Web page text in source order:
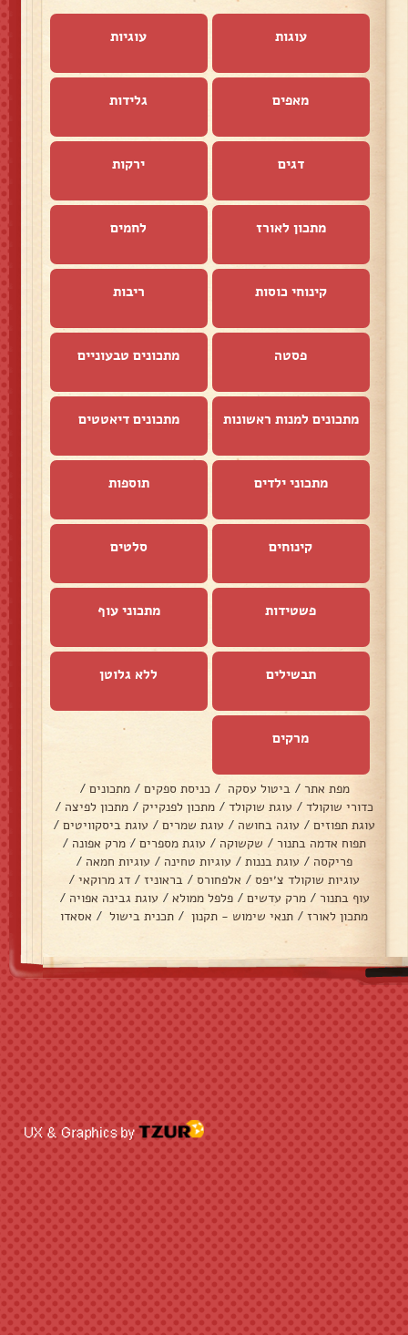
עוגות עוגיות
מאפים גלידות
דגים ירקות
מתכון לאורז לחמים
קינוחי כוסות ריבות
פסטה מתכונים טבעוניים
מתכונים למנות ראשונות מתכונים דיאטטים
מתכוני ילדים תוספות
קינוחים סלטים
פשטידות מתכוני עוף
תבשילים ללא גלוטן
מרקים
מפת אתר / ביטול עסקה / כניסת ספקים / מתכונים /
כדורי שוקולד / עוגת שוקולד / מתכון לפנקייק / מתכון לפיצה /
עוגת תפוזים / עוגה בחושה / עוגת שמרים / עוגת ביסקוויטים /
תפוח אדמה בתנור / שקשוקה / עוגת מספרים / מרק אפונה /
פריקסה / עוגת בננות / עוגיות טחינה / עוגיות חמאה /
עוגיות שוקולד צ׳יפס / אלפחורס / בראוניז / דג מרוקאי /
עוף בתנור / מרק עדשים / פלפל ממולא / עוגת גבינה אפויה /
מתכון לאורז / תנאי שימוש - תקנון / תכנית בישול / אסאדו